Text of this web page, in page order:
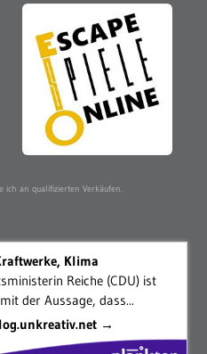
ich an qualifizierten Verkäufen.
Klima
Reiche (CDU) ist
der Aussage, dass...
→